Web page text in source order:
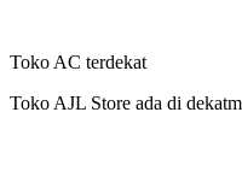
Toko AC terdekat
Toko AJL Store ada di